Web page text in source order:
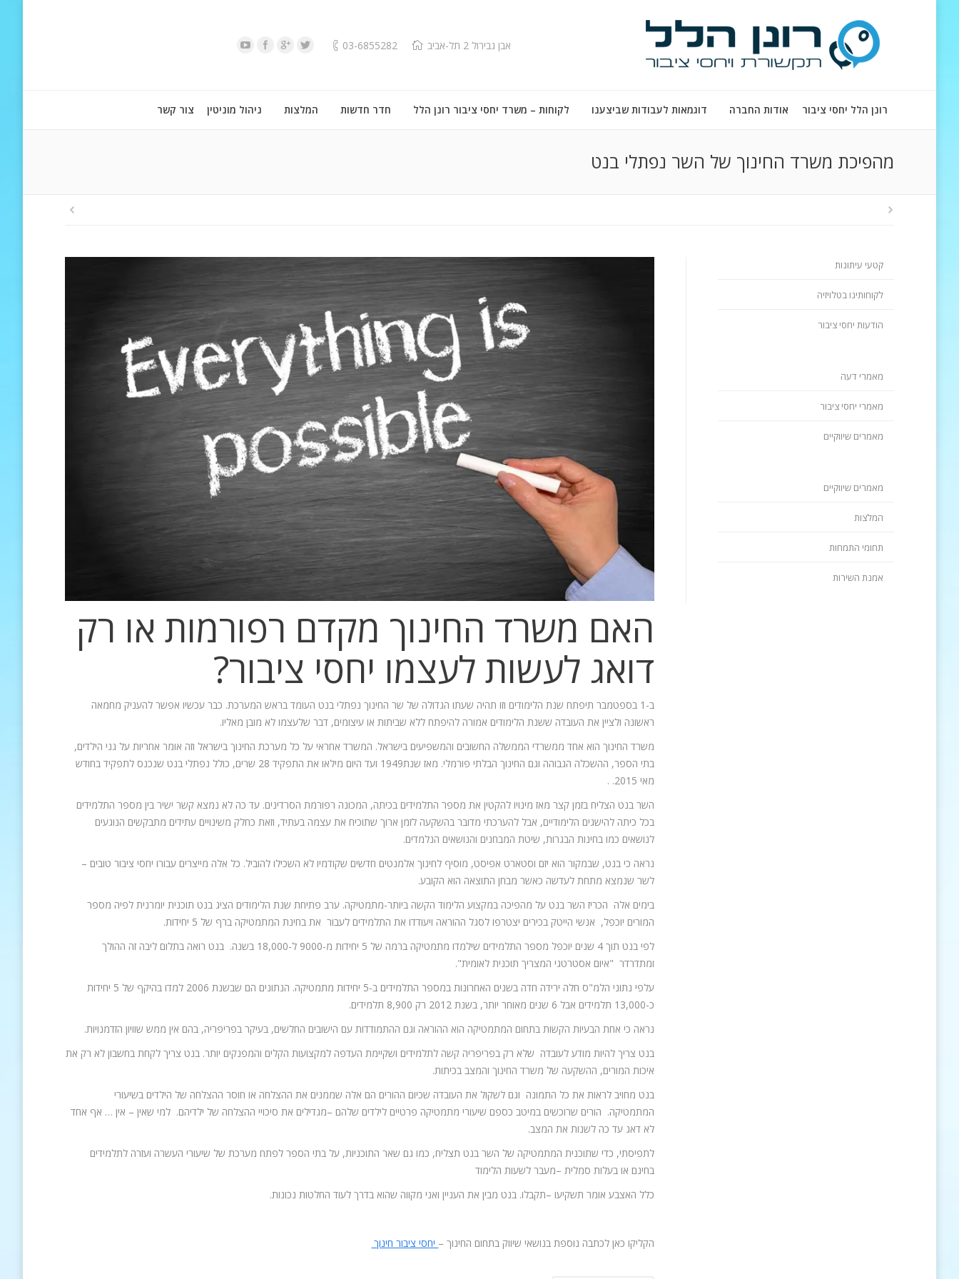
אבן גבירול 2 תל-אביב 03-6855282
רונן הלל יחסי ציבור אודות החברה דוגמאות לעבודות שביצענו לקוחות – משרד יחסי ציבור רונן הלל חדר חדשות המלצות ניהול מוניטין צור קשר
מהפיכת משרד החינוך של השר נפתלי בנט
האם משרד החינוך מקדם רפורמות או רק
דואג לעשות לעצמו יחסי ציבור?
ב-1 בספטמבר תיפתח שנת הלימודים וזו תהיה שעתו הגדולה של שר החינוך נפתלי בנט העומד בראש המערכת. כבר עכשיו אפשר להעניק מחמאה
ראשונה ולציין את העובדה ששנת הלימודים אמורה להיפתח ללא שביתות או עיצומים, דבר שלעצמו לא מובן מאליו.
משרד החינוך הוא אחד ממשרדי הממשלה החשובים והמשפיעים בישראל. המשרד אחראי על כל מערכת החינוך בישראל וזה אומר אחריות על גני הילדים,
בתי הספר, ההשכלה הגבוהה וגם החינוך הבלתי פורמלי. מאז שנת1949 ועד היום מילאו את התפקיד 28 שרים, כולל נפתלי בנט שנכנס לתפקיד בחודש
מאי 2015. .
השר בנט הצליח בזמן קצר מאז מינויו להקטין את מספר התלמידים בכיתה, המכונה רפורמת הסרדינים. עד כה לא נמצא קשר ישיר בין מספר התלמידים
בכל כיתה להישגים הלימודיים, אבל להערכתי מדובר בהשקעה לזמן ארוך שתוכיח את עצמה בעתיד, וזאת כחלק משינויים עתידים מתבקשים הנוגעים
לנושאים כמו בחינות הבגרות, שיטת המבחנים והנושאים הנלמדים.
נראה כי בנט, שבמקור הוא יזם וסטארט אפיסט, מוסיף לחינוך אלמנטים חדשים שקודמיו לא השכילו להוביל. כל אלה מייצרים עבורו יחסי ציבור טובים –
לשר שנמצא מתחת לעדשה כאשר מבחן התוצאה הוא הקובע.
בימים אלה הכריז השר בנט על מהפיכה במקצוע הלימוד הקשה ביותר-מתמטיקה. ערב פתיחת שנת הלימודים הציג בנט תוכנית יומרנית לפיה מספר
המורים יוכפל, אנשי הייטק בכירים יצטרפו לסגל ההוראה ויעודדו את התלמידים לעבור את בחינת המתמטיקה ברף של 5 יחידות.
לפי בנט תוך 4 שנים יוכפל מספר התלמידים שילמדו מתמטיקה ברמה של 5 יחידות מ-9000 ל-18,000 בשנה. בנט רואה בתלום ליבה זה ההולך
ומתדרדר "איום אסטרטגי המצריך תוכנית לאומית".
עלפי נתוני הלמ"ס חלה ירידה חדה בשנים האחרונות במספר התלמידים ב-5 יחידות מתמטיקה. הנתונים הם שבשנת 2006 למדו בהיקף של 5 יחידות
כ-13,000 תלמידים אבל 6 שנים מאוחר יותר, בשנת 2012 רק 8,900 תלמידים.
נראה כי אחת הבעיות הקשות בתחום המתמטיקה הוא ההוראה וגם ההתמודדות עם הישובים החלשים, בעיקר בפריפריה, בהם אין ממש שוויון הזדמנויות.
בנט צריך להיות מודע לעובדה שלא רק בפריפריה קשה לתלמידים ושקיימת העדפה למקצועות הקלים והמפנקים יותר. בנט צריך לקחת בחשבון לא רק את
איכות המורים, ההשקעה של משרד החינוך והמצב בכיתות.
בנט מחויב לראות את כל התמונה וגם לשקול את העובדה שכיום ההורים הם אלה שממנים את ההצלחה או חוסר ההצלחה של הילדים בשיעורי
המתמטיקה. הורים שרוכשים במיטב כספם שיעורי מתמטיקה פרטיים לילדים שלהם –מגדילים את סיכויי ההצלחה של ילדיהם. למי שאין – אין … אף אחד
לא דאג עד כה לשנות את המצב.
לתפיסתי, כדי שתוכנית המתמטיקה של השר בנט תצליח, כמו גם שאר התוכניות, על בתי הספר לפתח מערכת של שיעורי העשרה ועזרה לתלמידים
בחינם או בעלות סמלית –מעבר לשעות הלימוד
כלל האצבע אומר תשקיעו –תקבלו. בנט מבין את העניין ואני מקווה שהוא בדרך לעוד החלטות נכונות.
הקליקו כאן לכתבה נוספת בנושאי שיווק בתחום החינוך – יחסי ציבור חינוך
קטעי עיתונות
לקוחותינו בטלויזיה
הודעות יחסי ציבור
מאמרי דעה
מאמרי יחסי ציבור
מאמרים שיווקיים
מאמרים שיווקיים
המלצות
תחומי התמחות
אמנת השירות